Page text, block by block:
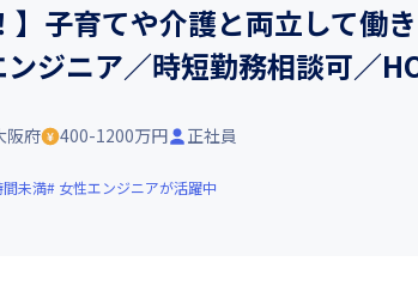
】子育てや介護と両立して働
ジニア／時短勤務相談可／
阪府 400-1200万円 正社員
未満 女性エンジニアが活躍中